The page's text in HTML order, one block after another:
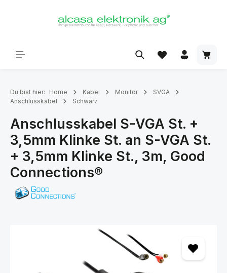
Du bist hier: Home Kabel Monitor
SVGA
Anschlusskabel
Schwarz
Anschlusskabel S-VGA St. +
3,5mm Klinke St. an S-VGA St.
+ 3,5mm Klinke St., 3m, Good
Connections®
Bildergalerie überspringen